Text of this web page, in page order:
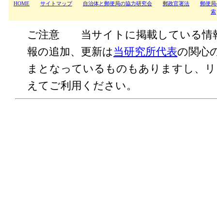
HOME サイトマップ 自治体と郵便局の協力研究会 郵政官署法
郵便
索
ご注意 当サイトに掲載している情
報の追加、更新は 当研究所代表の関心
まとなっているものもありますし、
えてご利用ください。